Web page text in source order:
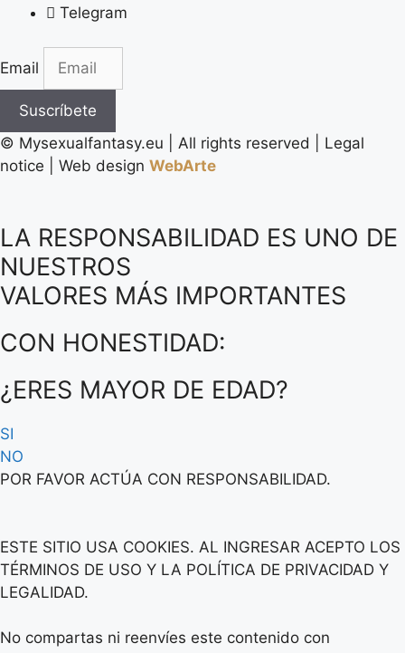
Telegram
Email
Suscríbete
©️ Mysexualfantasy.eu | All rights reserved | Legal
notice | Web design WebArte
LA RESPONSABILIDAD ES UNO DE
NUESTROS
VALORES MÁS IMPORTANTES
CON HONESTIDAD:
¿ERES MAYOR DE EDAD?
SI
NO
POR FAVOR ACTÚA CON RESPONSABILIDAD.
ESTE SITIO USA COOKIES. AL INGRESAR ACEPTO LOS
TÉRMINOS DE USO Y LA POLÍTICA DE PRIVACIDAD Y
LEGALIDAD.
No compartas ni reenvíes este contenido con